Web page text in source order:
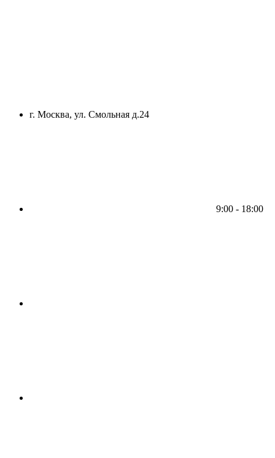
г. Москва, ул. Смольная д.24
9:00 - 18:00